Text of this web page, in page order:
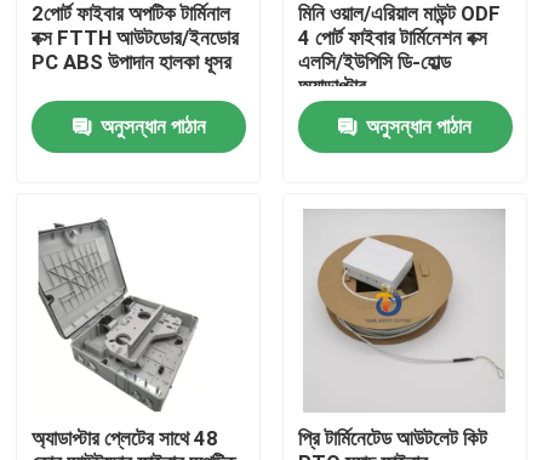
বাড়ি
আমাদের সম্পর্কে
পরিচিতি
2পোর্ট ফাইবার অপটিক টার্মিনাল
বক্স FTTH আউটডোর/ইনডোর
PC ABS উপাদান হালকা ধূসর
অনুসন্ধান পাঠান
মিনি ওয়াল/এরিয়াল মাউন্ট ODF
4 পোর্ট ফাইবার টার্মিনেশন বক্স
এলসি/ইউপিসি ডি-হোল্ড
অ্যাডাপ্টার
অনুসন্ধান পাঠান
অ্যাডাপ্টার প্লেটের সাথে 48
প্রি টার্মিনেটেড আউটলেট কিট